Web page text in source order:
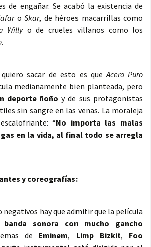
de engañar. Se acabó la existencia de
o Skar, de héroes macarrillas como
Willyo de crueles villanos como los
.
quiero sacar de esto es queAcero Puro
medianamente bien planteada, pero
deporte ñoño y de sus protagonistas
sin sangre en las venas. La moraleja
“No importa las malas
en la vida, al final todo se arregla
y coreografías:
negativos hay que admitir que la película
sonora con mucho gancho
de Eminem, Limp Bizkit, Foo